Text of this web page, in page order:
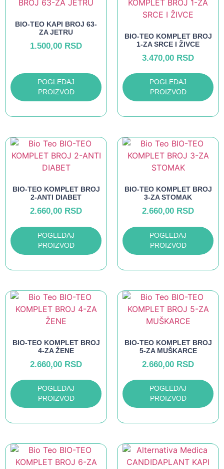
BIO-TEO KAPI BROJ 63-
ZA JETRU
1.500,00 RSD
POGLEDAJ
PROIZVOD
BIO-TEO KOMPLET BROJ
1-ZA SRCE I ŽIVCE
3.470,00 RSD
POGLEDAJ
PROIZVOD
BIO-TEO KOMPLET BROJ
2-ANTI DIABET
2.660,00 RSD
POGLEDAJ
PROIZVOD
BIO-TEO KOMPLET BROJ
3-ZA STOMAK
2.660,00 RSD
POGLEDAJ
PROIZVOD
BIO-TEO KOMPLET BROJ
4-ZA ŽENE
2.660,00 RSD
POGLEDAJ
PROIZVOD
BIO-TEO KOMPLET BROJ
5-ZA MUŠKARCE
2.660,00 RSD
POGLEDAJ
PROIZVOD